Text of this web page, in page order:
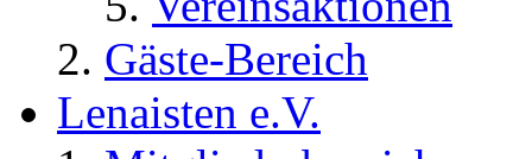
Gäste-Bereich
Lenaisten e.V.